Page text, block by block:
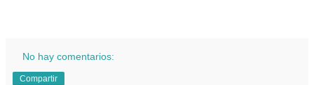
No hay comentarios:
Compartir